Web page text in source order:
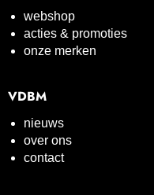
webshop
acties & promoties
onze merken
VDBM
nieuws
over ons
contact